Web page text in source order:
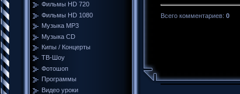
Фильмы HD 720
Фильмы HD 1080
Музыка MP3
Музыка CD
Кипы / Концерты
ТВ-Шоу
Фотошоп
Программы
Видео уроки
Всего комментариев: 0